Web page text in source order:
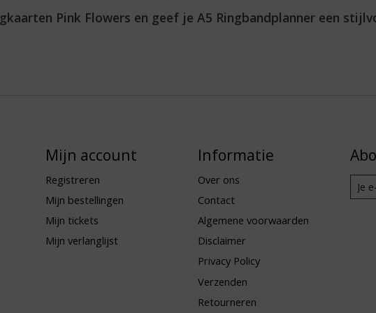
Pink Flowers en geef je A5 Ringbandplanner een
Mijn account
Registreren
Mijn bestellingen
Mijn tickets
Mijn verlanglijst
Informatie
Over ons
Contact
Algemene voorwaarden
Disclaimer
Privacy Policy
Verzenden
Retourneren